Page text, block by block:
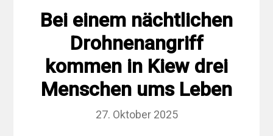
Bei einem nächtlichen
Drohnenangriff
kommen in Kiew drei
Menschen ums Leben
27. Oktober 2025